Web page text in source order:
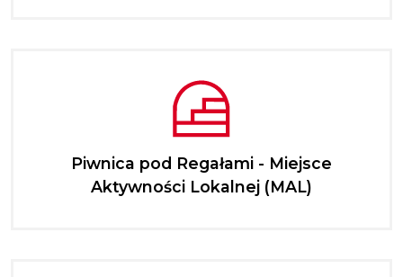
Piwnica pod Regałami - Miejsce
Aktywności Lokalnej (MAL)